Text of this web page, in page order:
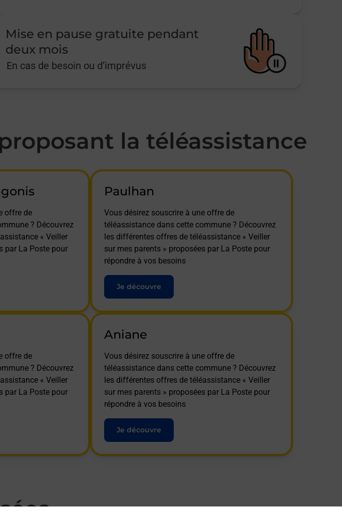
Mise en pause gratuite pendant
deux mois
En cas de besoin ou d’imprévus
la téléassistance
offre de
? Découvrez
« Veiller
par La Poste pour
Paulhan
Vous désirez souscrire à une offre de
téléassistance dans cette commune ? Découvrez
les différentes offres de téléassistance « Veiller
sur mes parents » proposées par La Poste pour
répondre à vos besoins
Je découvre
offre de
? Découvrez
« Veiller
par La Poste pour
Aniane
Vous désirez souscrire à une offre de
téléassistance dans cette commune ? Découvrez
les différentes offres de téléassistance « Veiller
sur mes parents » proposées par La Poste pour
répondre à vos besoins
Je découvre